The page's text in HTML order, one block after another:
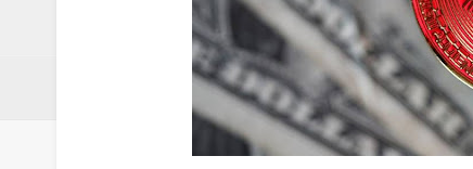
Cómo ha cambiado la forma
Cómo una polémica en redes
Cómo funcionan los